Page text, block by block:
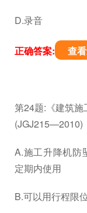
D.录音
正确答案: 查
第24题:《建筑施
(JGJ215—2010)
A.施工升降机防
定期内使用
B.可以用行程限